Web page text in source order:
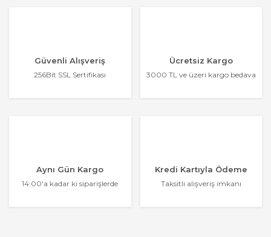
Güvenli Alışveriş
256Bit SSL Sertifikası
Ücretsiz Kargo
3000 TL ve üzeri kargo bedava
Aynı Gün Kargo
14:00'a kadar ki siparişlerde
Kredi Kartıyla Ödeme
Taksitli alışveriş imkanı